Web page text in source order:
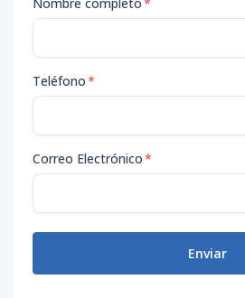
Teléfono*
Correo Electrónico*
Enviar